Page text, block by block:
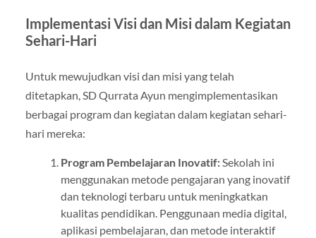
Implementasi Visi dan Misi dalam Kegiatan
Sehari-Hari
Untuk mewujudkan visi dan misi yang telah
ditetapkan, SD Qurrata Ayun mengimplementasikan
berbagai program dan kegiatan dalam kegiatan sehari-
hari mereka:
Program Pembelajaran Inovatif:Sekolah ini
menggunakan metode pengajaran yang inovatif
dan teknologi terbaru untuk meningkatkan
kualitas pendidikan. Penggunaan media digital,
aplikasi pembelajaran, dan metode interaktif